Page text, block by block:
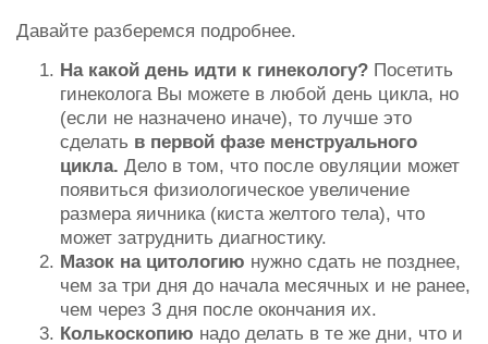
Давайте разберемся подробнее.
На какой день идти к гинекологу? Посетить
гинеколога Вы можете в любой день цикла, но
(если не назначено иначе), то лучше это
сделать в первой фазе менструального
цикла. Дело в том, что после овуляции может
появиться физиологическое увеличение
размера яичника (киста желтого тела), что
может затруднить диагностику.
Мазок на цитологию нужно сдать не позднее,
чем за три дня до начала месячных и не ранее,
чем через 3 дня после окончания их.
Колькоскопию надо делать в те же дни, что и